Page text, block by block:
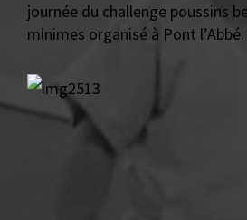
journée du challenge poussins
minimes organisé à Pont l’Abbé.